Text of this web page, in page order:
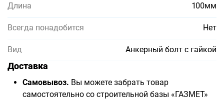
Длина 100мм
Всегда понадобится Нет
Вид Анкерный болт с гайкой
Доставка
Самовывоз. Вы можете забрать товар
самостоятельно со строительной базы «ГАЗМЕТ»